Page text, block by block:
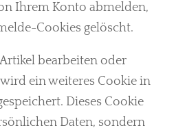
Ihrem Konto abmelden,
Cookies gelöscht.
bearbeiten oder
ein weiteres Cookie in
Dieses Cookie
Daten, sondern